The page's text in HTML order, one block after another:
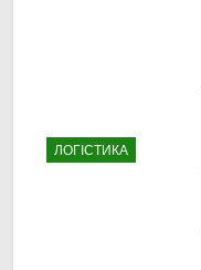
ЛОГІСТИКА